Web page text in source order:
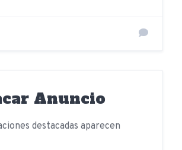
Anuncio
destacadas aparecen